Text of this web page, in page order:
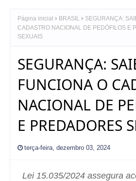
Página inicial BRASIL
SEGURANÇA:
CADASTRO NACIONAL DE PEDÓFILOS E
SEXUAIS
SEGURANÇA:
FUNCIONA O
NACIONAL DE
E PREDADORES
terça-feira, dezembro 03, 2024
Lei 15.035/2024 assegura